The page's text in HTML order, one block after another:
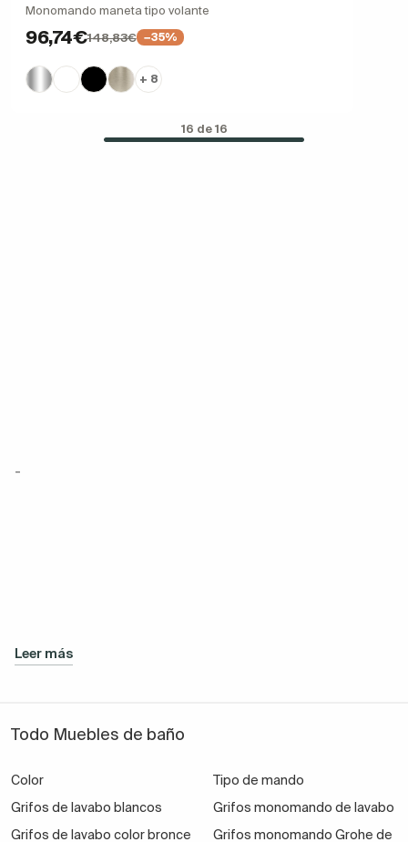
Monomando maneta tipo volante
96,74€148,83€ −35%
+ 8
16 de 16
-
Leer más
Todo Muebles de baño
Color
Grifos de lavabo blancos
Grifos de lavabo color bronce
Tipo de mando
Grifos monomando de lavabo
Grifos monomando Grohe de